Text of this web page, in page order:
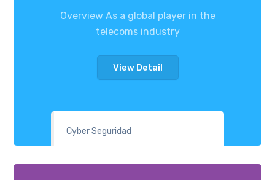
Cyber Seguridad
Overview As a global player in the
telecoms industry
View Detail